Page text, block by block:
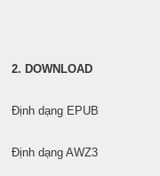
2. DOWNLOAD
Định dạng
Định dạng